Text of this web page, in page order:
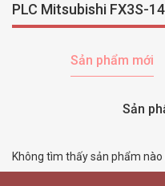
PLC Mitsubishi FX3S-
Sản phẩm mới
Sản
Không tìm thấy sản phẩm